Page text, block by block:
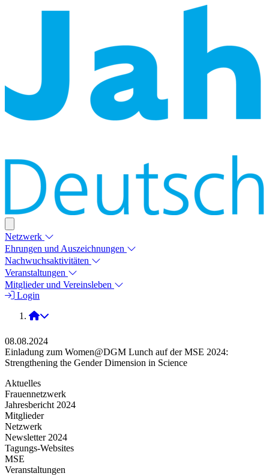
Netzwerk
Ehrungen und Auszeichnungen
Nachwuchsaktivitäten
Veranstaltungen
Mitglieder und Vereinsleben
Login
2024
08.08.2024
Einladung zum Women@DGM Lunch auf der MSE 2024:
Strengthening the Gender Dimension in Science
Aktuelles
Frauennetzwerk
Jahresbericht 2024
Mitglieder
Netzwerk
Newsletter 2024
Tagungs-Websites
MSE
Veranstaltungen